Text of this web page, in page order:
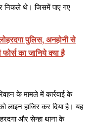
निकले थे। जिसमें पाए गए
पुलिस, अनहोनी से
का जानिये क्या है
के मामले में कार्रवाई के
लाइन हाजिर कर दिया है। यह
और सेन्हा थाना के